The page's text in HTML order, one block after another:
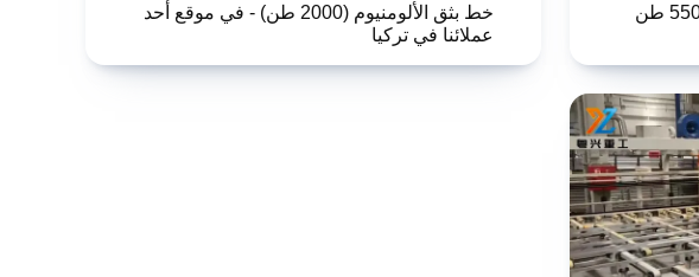
آلة سحب الألومنيوم المبثوق بقدرة 5500 طن
خط بثق الألومنيوم (2000 طن) - في موقع أحد
عملائنا في تركيا